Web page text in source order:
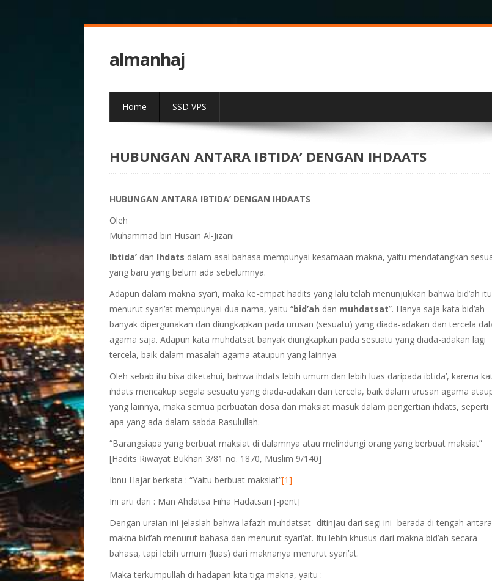
almanhaj
Home SSD VPS
HUBUNGAN ANTARA IBTIDA’ DENGAN IHDAATS
HUBUNGAN ANTARA IBTIDA’ DENGAN IHDAATS
Oleh
Muhammad bin Husain Al-Jizani
Ibtida’dan Ihdats dalam asal bahasa mempunyai kesamaan makna, yaitu mendatangkan
yang baru yang belum ada sebelumnya.
Adapun dalam makna syar’i, maka ke-empat hadits yang lalu telah menunjukkan bahwa bid’ah itu
menurut syari’at mempunyai dua nama, yaitu “bid’ah dan muhdatsat”. Hanya saja kata bid’ah
banyak dipergunakan dan diungkapkan pada urusan (sesuatu) yang diada-adakan dan tercela
agama saja. Adapun kata muhdatsat banyak diungkapkan pada sesuatu yang diada-adakan lagi
tercela, baik dalam masalah agama ataupun yang lainnya.
Oleh sebab itu bisa diketahui, bahwa ihdats lebih umum dan lebih luas daripada ibtida’, karena
ihdats mencakup segala sesuatu yang diada-adakan dan tercela, baik dalam urusan agama
yang lainnya, maka semua perbuatan dosa dan maksiat masuk dalam pengertian ihdats, seperti
apa yang ada dalam sabda Rasulullah.
“Barangsiapa yang berbuat maksiat di dalamnya atau melindungi orang yang berbuat maksiat”
[Hadits Riwayat Bukhari 3/81 no. 1870, Muslim 9/140]
Ibnu Hajar berkata : “Yaitu berbuat maksiat”[1]
Ini arti dari : Man Ahdatsa Fiiha Hadatsan [-pent]
Dengan uraian ini jelaslah bahwa lafazh muhdatsat -ditinjau dari segi ini- berada di tengah antara
makna bid’ah menurut bahasa dan menurut syari’at. Itu lebih khusus dari makna bid’ah secara
bahasa, tapi lebih umum (luas) dari maknanya menurut syari’at.
Maka terkumpullah di hadapan kita tiga makna, yaitu :